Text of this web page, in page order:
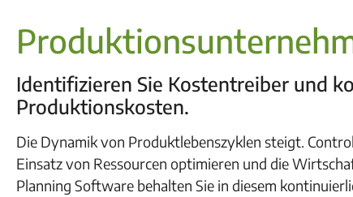
Identifizieren Sie Kostentreiber und
Produktionskosten.
Die Dynamik von Produktlebenszyklen steigt.
Einsatz von Ressourcen optimieren und die
Planning Software behalten Sie in diesem